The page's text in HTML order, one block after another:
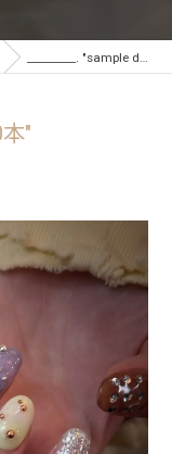
_________. "sample design 10本"
"